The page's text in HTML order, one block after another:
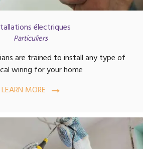
électriques
Particuliers
are trained to install any type of
wiring for your home
LEARN MORE